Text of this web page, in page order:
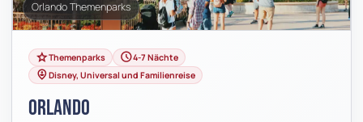
Orlando Themenparks
gradeThemenparks schedule4-7 Nächte
person_pin_circleDisney, Universal und Familienreise
Orlando